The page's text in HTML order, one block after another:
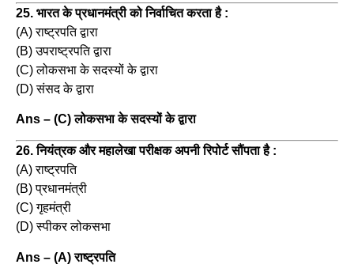
25. भारत के प्रधानमंत्री को निर्वाचित करता है :
(A) राष्ट्रपति द्वारा
(B) उपराष्ट्रपति द्वारा
(C) लोकसभा के सदस्यों के द्वारा
(D) संसद के द्वारा
Ans – (C) लोकसभा के सदस्यों के द्वारा
26. नियंत्रक और महालेखा परीक्षक अपनी रिपोर्ट सौंपता है :
(A) राष्ट्रपति
(B) प्रधानमंत्री
(C) गृहमंत्री
(D) स्पीकर लोकसभा
Ans – (A) राष्ट्रपति